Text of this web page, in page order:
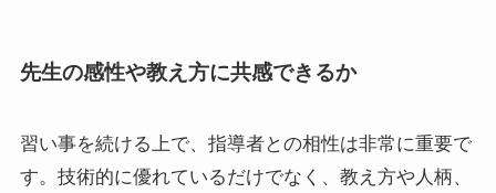
先生の感性や教え方に共感できるか
習い事を続ける上で、指導者との相性は非常に重要で
す。技術的に優れているだけでなく、教え方や人柄、